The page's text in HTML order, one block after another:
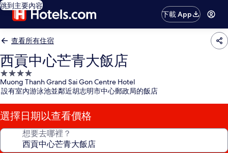
跳到主要內容
下載 App
查看所有住宿
西貢中心芒青大飯店
4.0
星
級
住
宿
Muong Thanh Grand Sai Gon Centre Hotel
設有室內游泳池並鄰近胡志明市中心郵政局的飯店
選擇日期以查看價格
想要去哪裡？